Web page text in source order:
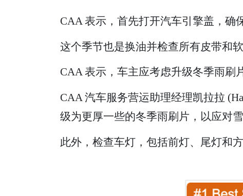
CAA 表示，首先打开汽车引擎盖，确
这个季节也是换油并检查所有皮带和
CAA 表示，车主应考虑升级冬季雨刷
CAA 汽车服务营运助理经理凯拉拉
级为更厚一些的冬季雨刷片，以应对
此外，检查车灯，包括前灯、尾灯和